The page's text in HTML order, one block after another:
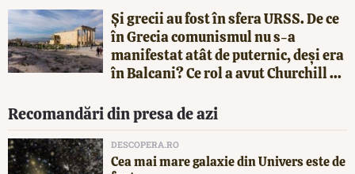
Și grecii au fost în sfera URSS. De ce
în Grecia comunismul nu s-a
manifestat atât de puternic, deși era
în Balcani? Ce rol a avut Churchill ...
Recomandări din presa de azi
DESCOPERA.RO
Cea mai mare galaxie din Univers este de